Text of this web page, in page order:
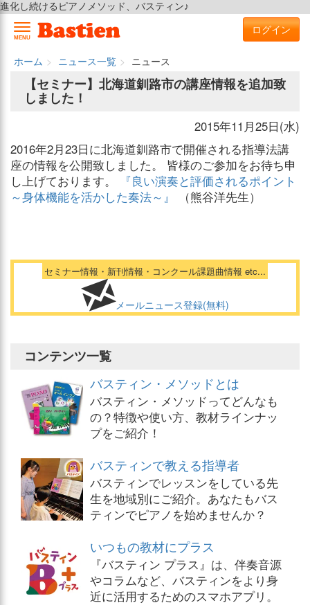
進化し続けるピアノメソッド、バスティン♪
MENU
ログイン
ホーム ニュース一覧
ニュース
【セミナー】北海道釧路市の講座情報を追加致
しました！
2015年11月25日(水)
2016年2月23日に北海道釧路市で開催される指導法講
座の情報を公開致しました。 皆様のご参加をお待ち申
し上げております。
『良い演奏と評価されるポイント
～身体機能を活かした奏法～』
（熊谷洋先生）
セミナー情報・新刊情報・コンクール課題曲情報 etc...
メールニュース登録(無料)
コンテンツ一覧
バスティン・メソッドとは
バスティン・メソッドってどんなも
の？特徴や使い方、教材ラインナッ
プをご紹介！
バスティンで教える指導者
バスティンでレッスンをしている先
生を地域別にご紹介。あなたもバス
ティンでピアノを始めませんか？
いつもの教材にプラス
『バスティン プラス』は、伴奏音源
やコラムなど、バスティンをより身
近に活用するためのスマホアプリ。